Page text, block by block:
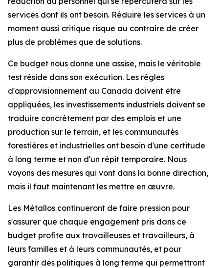
services dont ils ont besoin. Réduire les services à un
moment aussi critique risque au contraire de créer
plus de problèmes que de solutions.
Ce budget nous donne une assise, mais le véritable
test réside dans son exécution. Les règles
d'approvisionnement au Canada doivent être
appliquées, les investissements industriels doivent se
traduire concrètement par des emplois et une
production sur le terrain, et les communautés
forestières et industrielles ont besoin d'une certitude
à long terme et non d'un répit temporaire. Nous
voyons des mesures qui vont dans la bonne direction,
mais il faut maintenant les mettre en œuvre.
Les Métallos continueront de faire pression pour
s'assurer que chaque engagement pris dans ce
budget profite aux travailleuses et travailleurs, à
leurs familles et à leurs communautés, et pour
garantir des politiques à long terme qui permettront